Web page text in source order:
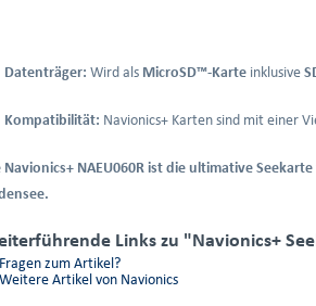
Datenträger: Wird als MicroSD™-Karte inklusive
Kompatibilität: Navionics+ Karten sind mit einer
Navionics+ NAEU060R ist die ultimative
Links zu "Navionics+
Fragen zum Artikel?
Weitere Artikel von Navionics